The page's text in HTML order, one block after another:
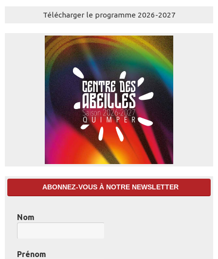
Télécharger le programme 2026-2027
ABONNEZ-VOUS À NOTRE NEWSLETTER
Nom
Prénom